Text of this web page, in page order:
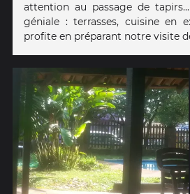
attention au passage de
géniale : terrasses, cuisine en
profite en préparant notre visite